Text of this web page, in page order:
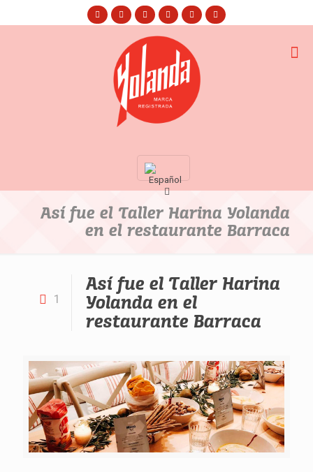
Así fue el Taller Harina Yolanda
en el restaurante Barraca
1
Así fue el Taller Harina
Yolanda en el
restaurante Barraca